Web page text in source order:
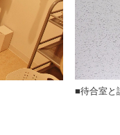
■待合室と